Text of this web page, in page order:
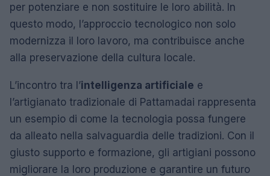
per potenziare e non sostituire le loro abilità. In
questo modo, l’approccio tecnologico non solo
modernizza il loro lavoro, ma contribuisce anche
alla preservazione della cultura locale.
L’incontro tra l’intelligenza artificiale e
l’artigianato tradizionale di Pattamadai rappresenta
un esempio di come la tecnologia possa fungere
da alleato nella salvaguardia delle tradizioni. Con il
giusto supporto e formazione, gli artigiani possono
migliorare la loro produzione e garantire un futuro